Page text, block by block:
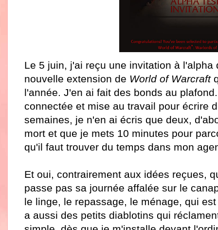
Le 5 juin, j'ai reçu une invitation à l'alpha
nouvelle extension de World of Warcraft
l'année. J'en ai fait des bonds au
connectée et mise au travail pour écrire
semaines, je n'en ai écris que deux,
mort et que je mets 10 minutes pour
qu'il faut trouver du temps dans mon
Et oui, contrairement aux idées reçues,
passe pas sa journée affalée sur le
le linge, le repassage, le ménage, qui
a aussi des petits diablotins qui